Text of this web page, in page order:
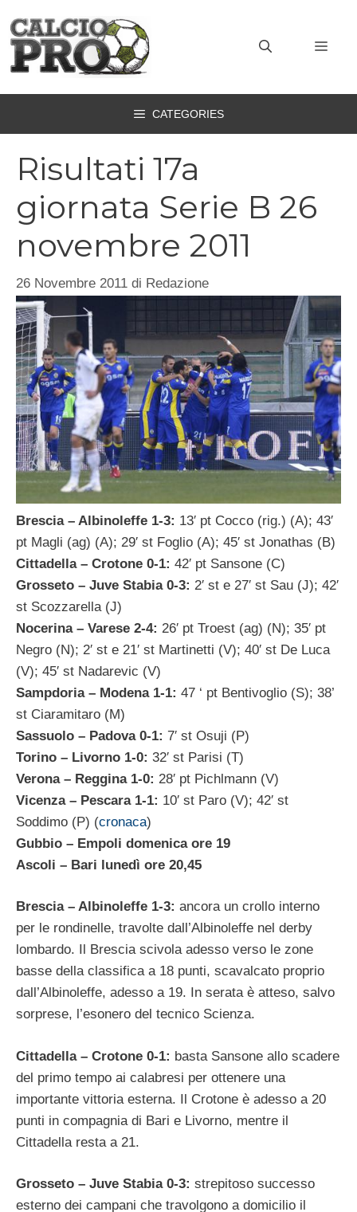
contenuto
CATEGORIES
Risultati 17a
giornata Serie B 26
novembre 2011
26 Novembre 2011 di Redazione
Brescia – Albinoleffe 1-3: 13′ pt Cocco (rig.) (A); 43′
pt Magli (ag) (A); 29′ st Foglio (A); 45′ st Jonathas (B)
Cittadella – Crotone 0-1: 42′ pt Sansone (C)
Grosseto – Juve Stabia 0-3: 2′ st e 27′ st Sau (J); 42′
st Scozzarella (J)
Nocerina – Varese 2-4: 26′ pt Troest (ag) (N); 35′ pt
Negro (N); 2′ st e 21′ st Martinetti (V); 40′ st De Luca
(V); 45′ st Nadarevic (V)
Sampdoria – Modena 1-1: 47 ‘ pt Bentivoglio (S); 38’
st Ciaramitaro (M)
Sassuolo – Padova 0-1: 7′ st Osuji (P)
Torino – Livorno 1-0: 32′ st Parisi (T)
Verona – Reggina 1-0: 28′ pt Pichlmann (V)
Vicenza – Pescara 1-1: 10′ st Paro (V); 42′ st
Soddimo (P) (cronaca)
Gubbio – Empoli domenica ore 19
Ascoli – Bari lunedì ore 20,45
Brescia – Albinoleffe 1-3: ancora un crollo interno
per le rondinelle, travolte dall’Albinoleffe nel derby
lombardo. Il Brescia scivola adesso verso le zone
basse della classifica a 18 punti, scavalcato proprio
dall’Albinoleffe, adesso a 19. In serata è atteso, salvo
sorprese, l’esonero del tecnico Scienza.
Cittadella – Crotone 0-1: basta Sansone allo scadere
del primo tempo ai calabresi per ottenere una
importante vittoria esterna. Il Crotone è adesso a 20
punti in compagnia di Bari e Livorno, mentre il
Cittadella resta a 21.
Grosseto – Juve Stabia 0-3: strepitoso successo
esterno dei campani che travolgono a domicilio il